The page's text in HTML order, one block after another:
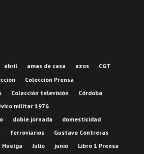
abril amas de casa azos
CGT
Colección Prensa
Colección televisión
Córdoba
militar 1976
doble jornada
domesticidad
ferroviarios
Gustavo Contreras
Huelga Julio junio
Libro 1 Prensa